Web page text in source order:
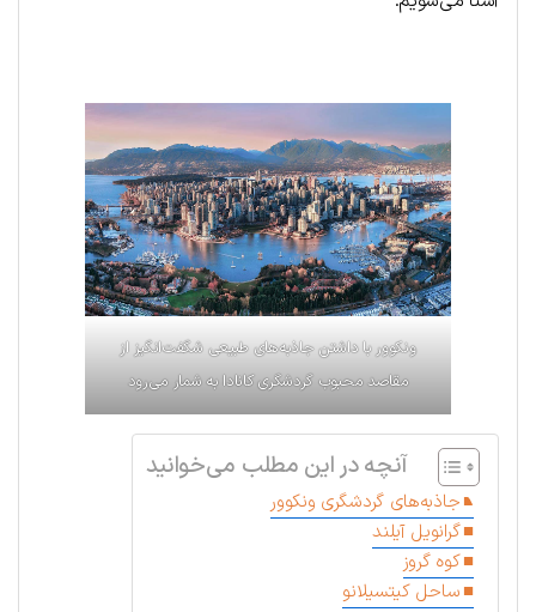
ونکوور با داشتن جاذبه‌های طبیعی شگفت‌انگیز از
مقاصد محبوب گردشگری کانادا به شمار می‌رود
آنچه در این مطلب می‌خوانید
جاذبه‌های گردشگری ونکوور
گرانویل آیلند
کوه گروز
ساحل کیتسیلانو